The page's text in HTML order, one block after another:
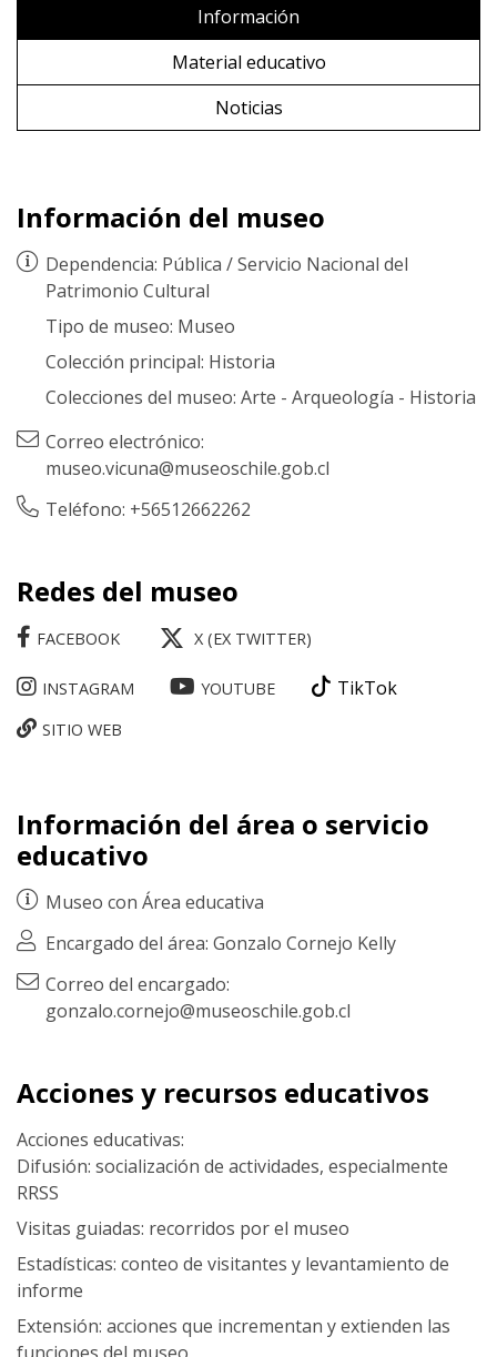
Información
Material educativo
Noticias
Información del museo
Dependencia: Pública /Servicio Nacional del
Patrimonio Cultural
Tipo de museo: Museo
Colección principal: Historia
Colecciones del museo: Arte - Arqueología - Historia
Correo electrónico:
museo.vicuna@museoschile.gob.cl
Teléfono: +56512662262
Redes del museo
FACEBOOK X (EX TWITTER)
INSTAGRAM YOUTUBE TikTok
SITIO WEB
Información del área o servicio
educativo
Museo con Área educativa
Encargado del área: Gonzalo Cornejo Kelly
Correo del encargado:
gonzalo.cornejo@museoschile.gob.cl
Acciones y recursos educativos
Acciones educativas:
Difusión: socialización de actividades, especialmente
RRSS
Visitas guiadas: recorridos por el museo
Estadísticas: conteo de visitantes y levantamiento de
informe
Extensión: acciones que incrementan y extienden las